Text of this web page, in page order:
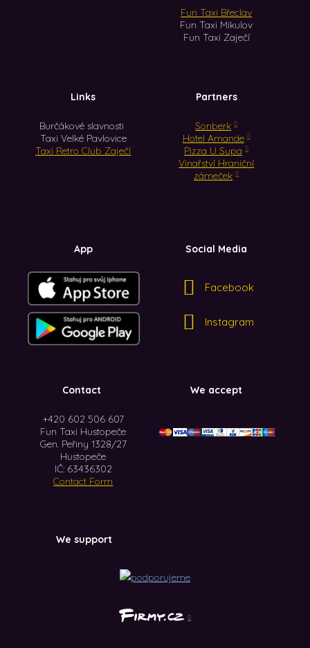
Fun Taxi Břeclav
Fun Taxi Mikulov
Fun Taxi Zaječí
Links
Burčákové slavnosti
Taxi Velké Pavlovice
Taxi Retro Club Zaječí
Partners
Sonberk
Hotel Amande
Pizza U Supa
Vinařství Hraniční
zámeček
App Social Media
Facebook
Instagram
Contact
+420 602 506 607
Fun Taxi Hustopeče
Gen. Peřiny 1328/27
Hustopeče
IČ: 63436302
Contact Form
We accept
We support